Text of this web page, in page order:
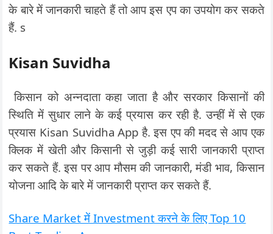
के बारे में जानकारी चाहते हैं तो आप इस एप का उपयोग कर सकते
हैं. s
Kisan Suvidha
किसान को अन्नदाता कहा जाता है और सरकार किसानों की
स्थिति में सुधार लाने के कई प्रयास कर रही है. उन्हीं में से एक
प्रयास Kisan Suvidha App है. इस एप की मदद से आप एक
क्लिक में खेती और किसानी से जुड़ी कई सारी जानकारी प्राप्त
कर सकते हैं. इस पर आप मौसम की जानकारी, मंडी भाव, किसान
योजना आदि के बारे में जानकारी प्राप्त कर सकते हैं.
Share Market में Investment करने के लिए Top 10